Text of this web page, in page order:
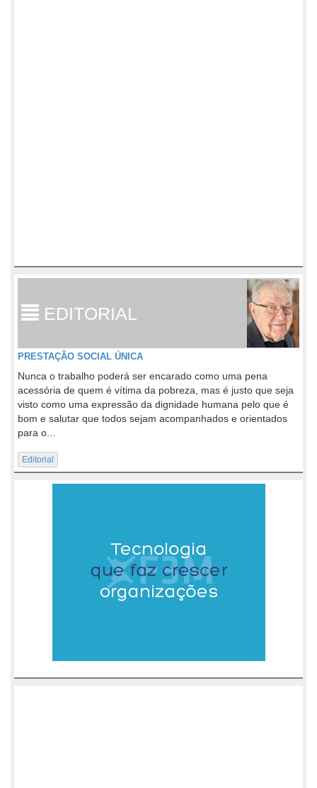
EDITORIAL
PRESTAÇÃO SOCIAL ÚNICA
Nunca o trabalho poderá ser encarado como uma pena
acessória de quem é vítima da pobreza, mas é justo que seja
visto como uma expressão da dignidade humana pelo que é
bom e salutar que todos sejam acompanhados e orientados
para o...
Editorial